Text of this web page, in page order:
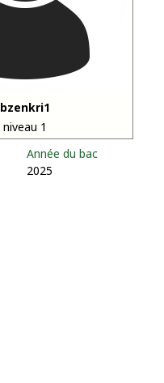
bzenkri1
niveau 1
Année du bac
2025